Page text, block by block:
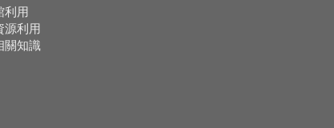
利用
源利用
關知識